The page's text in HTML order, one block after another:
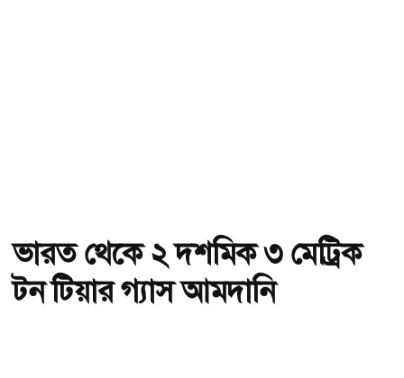
ভারত থেকে ২ দশমিক ৩ মেট্রিক
টন টিয়ার গ্যাস আমদানি